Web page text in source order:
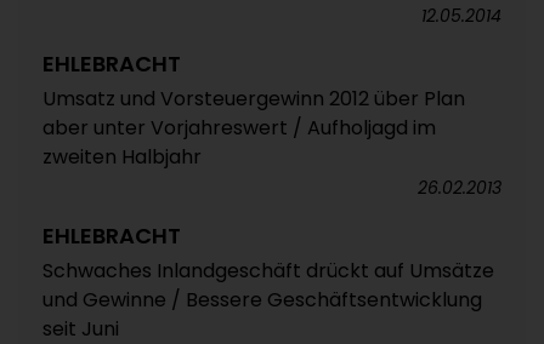
12.05.2014
EHLEBRACHT
Umsatz und Vorsteuergewinn 2012 über Plan
aber unter Vorjahreswert / Aufholjagd im
zweiten Halbjahr
26.02.2013
EHLEBRACHT
Schwaches Inlandgeschäft drückt auf Umsätze
und Gewinne / Bessere Geschäftsentwicklung
seit Juni